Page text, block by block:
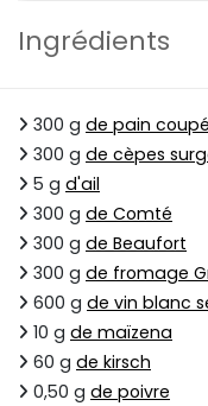
Ingrédients
300 g de pain
300 g de cèpes
5 g d'ail
300 g de Comté
300 g de Beaufort
300 g de fromage
600 g de vin blanc
10 g de maïzena
60 g de kirsch
0,50 g de poivre